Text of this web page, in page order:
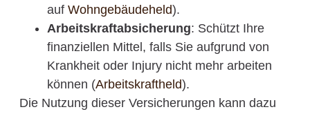
auf Wohngebäudeheld).
Arbeitskraftabsicherung: Schützt Ihre
finanziellen Mittel, falls Sie aufgrund von
Krankheit oder Injury nicht mehr arbeiten
können (Arbeitskraftheld).
Die Nutzung dieser Versicherungen kann dazu